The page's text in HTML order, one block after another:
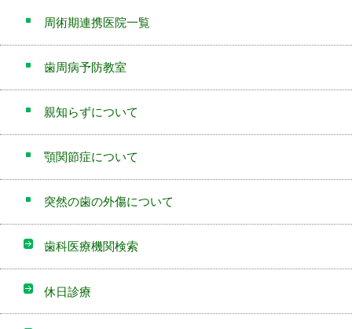
周術期連携医院一覧
歯周病予防教室
親知らずについて
顎関節症について
突然の歯の外傷について
歯科医療機関検索
休日診療